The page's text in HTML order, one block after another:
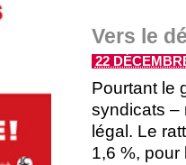
Vers le
22
Pourtant le
syndicats –
légal. Le
1,6 %,